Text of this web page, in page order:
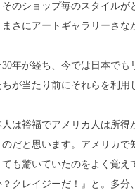
そのショップ毎のスタイル
まさにアートギャラリーさ
年が経ち、今では日本で
が当たり前にそれらを利用
は裕福でアメリカ人は所
だと思います。アメリカ
も驚いていたのをよく覚
クレイジーだ！』と。多